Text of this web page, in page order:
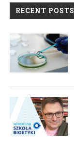
RECENT POSTS